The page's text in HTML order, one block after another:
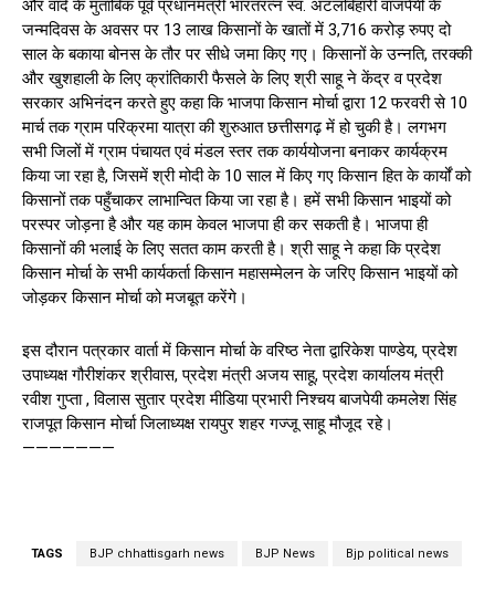
और वादे के मुताबिक पूर्व प्रधानमंत्री भारतरत्न स्व. अटलबिहारी वाजपेयी के
जन्मदिवस के अवसर पर 13 लाख किसानों के खातों में 3,716 करोड़ रुपए दो
साल के बकाया बोनस के तौर पर सीधे जमा किए गए। किसानों के उन्नति, तरक्की
और खुशहाली के लिए क्रांतिकारी फैसले के लिए श्री साहू ने केंद्र व प्रदेश
सरकार अभिनंदन करते हुए कहा कि भाजपा किसान मोर्चा द्वारा 12 फरवरी से 10
मार्च तक ग्राम परिक्रमा यात्रा की शुरुआत छत्तीसगढ़ में हो चुकी है। लगभग
सभी जिलों में ग्राम पंचायत एवं मंडल स्तर तक कार्ययोजना बनाकर कार्यक्रम
किया जा रहा है, जिसमें श्री मोदी के 10 साल में किए गए किसान हित के कार्यों को
किसानों तक पहुँचाकर लाभान्वित किया जा रहा है। हमें सभी किसान भाइयों को
परस्पर जोड़ना है और यह काम केवल भाजपा ही कर सकती है। भाजपा ही
किसानों की भलाई के लिए सतत काम करती है। श्री साहू ने कहा कि प्रदेश
किसान मोर्चा के सभी कार्यकर्ता किसान महासम्मेलन के जरिए किसान भाइयों को
जोड़कर किसान मोर्चा को मजबूत करेंगे।
इस दौरान पत्रकार वार्ता में किसान मोर्चा के वरिष्ठ नेता द्वारिकेश पाण्डेय, प्रदेश
उपाध्यक्ष गौरीशंकर श्रीवास, प्रदेश मंत्री अजय साहू, प्रदेश कार्यालय मंत्री
रवीश गुप्ता , विलास सुतार प्रदेश मीडिया प्रभारी निश्चय बाजपेयी कमलेश सिंह
राजपूत किसान मोर्चा जिलाध्यक्ष रायपुर शहर गज्जू साहू मौजूद रहे।
———————
TAGS BJP chhattisgarh news BJP News Bjp political news